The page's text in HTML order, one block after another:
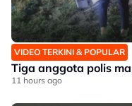
VIDEO TERKINI & POPULAR
Tiga anggota polis
11 hours ago